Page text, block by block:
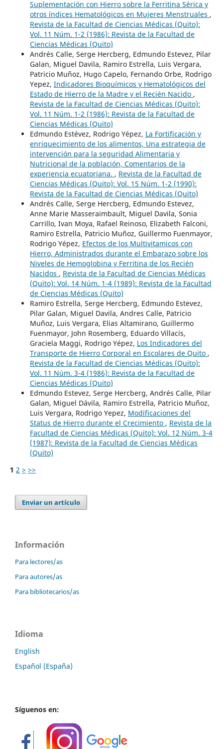
Suplementación con Hierro sobre la Ferritina Sérica y
otros índices Hematológicos en Mujeres Menstruales ,
Revista de la Facultad de Ciencias Médicas (Quito):
Vol. 11 Núm. 1-2 (1986): Revista de la Facultad de
Ciencias Médicas (Quito)
Andrés Calle, Serge Hercberg, Edmundo Estevez, Pilar
Galan, Miguel Davila, Ramiro Estrella, Luis Vergara,
Patricio Muñoz, Hugo Capelo, Fernando Orbe, Rodrigo
Yepez, Indicadores Bioquímicos y Hematológicos del
Estado de Hierro de la Madre y el Recién Nacido ,
Revista de la Facultad de Ciencias Médicas (Quito):
Vol. 11 Núm. 1-2 (1986): Revista de la Facultad de
Ciencias Médicas (Quito)
Edmundo Estévez, Rodrigo Yépez, La Fortificación y
enriquecimiento de los alimentos, Una estrategia de
intervención para la seguridad Alimentaria y
Nutricional de la población, Comentarios de la
experiencia ecuatoriana. , Revista de la Facultad de
Ciencias Médicas (Quito): Vol. 15 Núm. 1-2 (1990):
Revista de la Facultad de Ciencias Médicas (Quito)
Andrés Calle, Serge Hercberg, Edmundo Estevez,
Anne Marie Masseraimbault, Miguel Davila, Sonia
Carrillo, Ivan Moya, Rafael Reinoso, Elizabeth Falconi,
Ramiro Estrella, Patricio Muñoz, Guillermo Fuenmayor,
Rodrigo Yépez, Efectos de los Multivitamicos con
Hierro, Administrados durante el Embarazo sobre los
Niveles de Hemoglobina y Ferritina de los Recién
Nacidos , Revista de la Facultad de Ciencias Médicas
(Quito): Vol. 14 Núm. 1-4 (1989): Revista de la Facultad
de Ciencias Médicas (Quito)
Ramiro Estrella, Serge Hercberg, Edmundo Estevez,
Pilar Galan, Miguel Davila, Andres Calle, Patricio
Muñoz, Luis Vergara, Elias Altamirano, Guillermo
Fuenmayor, John Rosemberg, Eduardo Villacís,
Graciela Maggi, Rodrigo Yépez, Los Indicadores del
Transporte de Hierro Corporal en Escolares de Quito ,
Revista de la Facultad de Ciencias Médicas (Quito):
Vol. 11 Núm. 3-4 (1986): Revista de la Facultad de
Ciencias Médicas (Quito)
Edmundo Estevez, Serge Hercberg, Andrés Calle, Pilar
Galan, Miguel Dávila, Ramiro Estrella, Patricio Muñoz,
Luis Vergara, Rodrigo Yepez, Modificaciones del
Status de Hierro durante el Crecimiento , Revista de la
Facultad de Ciencias Médicas (Quito): Vol. 12 Núm. 3-4
(1987): Revista de la Facultad de Ciencias Médicas
(Quito)
1 2 > >>
Enviar un artículo
Información
Para lectores/as
Para autores/as
Para bibliotecarios/as
Idioma
English
Español (España)
Síguenos en: